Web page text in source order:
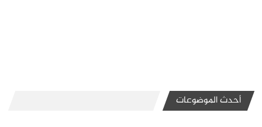
أحدث الموضوعات